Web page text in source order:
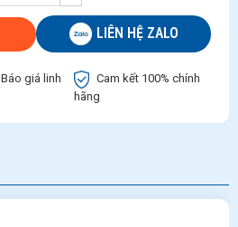
LIÊN HỆ ZALO
Báo giá linh
Cam kết 100% chính
hãng